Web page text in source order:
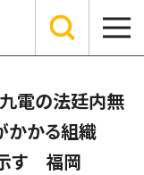
九電の法廷内無
かかる組織
す 福岡